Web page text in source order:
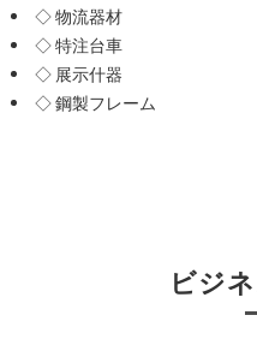
◇ 物流器材
◇ 特注台車
◇ 展示什器
◇ 鋼製フレーム
ビジ